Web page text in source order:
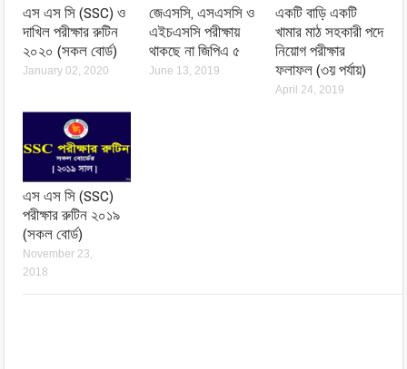
এস এস সি (SSC) ও
দাখিল পরীক্ষার রুটিন
২০২০ (সকল বোর্ড)
January 02, 2020
জেএসসি, এসএসসি ও
এইচএসসি পরীক্ষায়
থাকছে না জিপিএ ৫
June 13, 2019
একটি বাড়ি একটি
খামার মাঠ সহকারী পদে
নিয়োগ পরীক্ষার
ফলাফল (৩য় পর্যায়)
April 24, 2019
এস এস সি (SSC)
পরীক্ষার রুটিন ২০১৯
(সকল বোর্ড)
November 23,
2018